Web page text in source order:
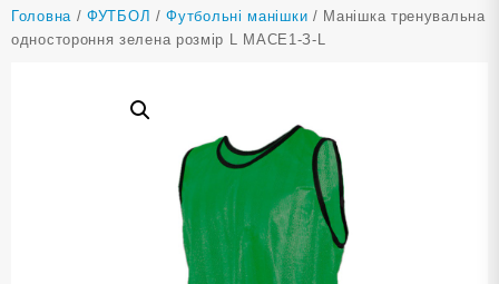
Головна /ФУТБОЛ /Футбольні манішки / Манішка тренувальна
одностороння зелена розмір L MACE1-З-L